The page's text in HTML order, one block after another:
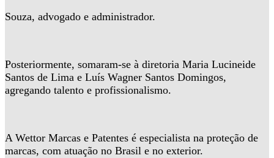
Souza, advogado e administrador.
Posteriormente, somaram-se à diretoria Maria Lucineide
Santos de Lima e Luís Wagner Santos Domingos,
agregando talento e profissionalismo.
A Wettor Marcas e Patentes é especialista na proteção de
marcas, com atuação no Brasil e no exterior.